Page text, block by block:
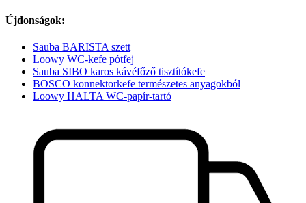
Újdonságok:
Sauba BARISTA szett
Loowy WC-kefe pótfej
Sauba SIBO karos kávéfőző tisztítókefe
BOSCO konnektorkefe természetes anyagokból
Loowy HALTA WC-papír-tartó